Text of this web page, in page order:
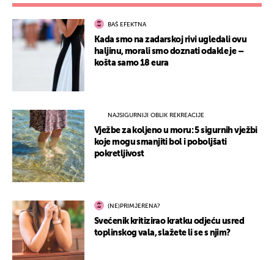
BAŠ EFEKTNA
Kada smo na zadarskoj rivi ugledali ovu
haljinu, morali smo doznati odakle je –
košta samo 18 eura
NAJSIGURNIJI OBLIK REKREACIJE
Vježbe za koljeno u moru: 5 sigurnih vježbi
koje mogu smanjiti bol i poboljšati
pokretljivost
(NE)PRIMJERENA?
Svećenik kritizirao kratku odjeću usred
toplinskog vala, slažete li se s njim?